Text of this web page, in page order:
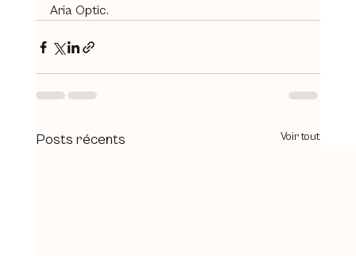
Aria Optic.
Posts récents Voir tout